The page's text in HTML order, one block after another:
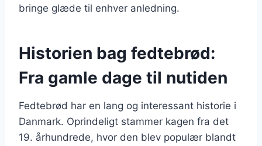
bringe glæde til enhver anledning.
Historien bag fedtebrød:
Fra gamle dage til nutiden
Fedtebrød har en lang og interessant historie i
Danmark. Oprindeligt stammer kagen fra det
19. århundrede, hvor den blev populær blandt